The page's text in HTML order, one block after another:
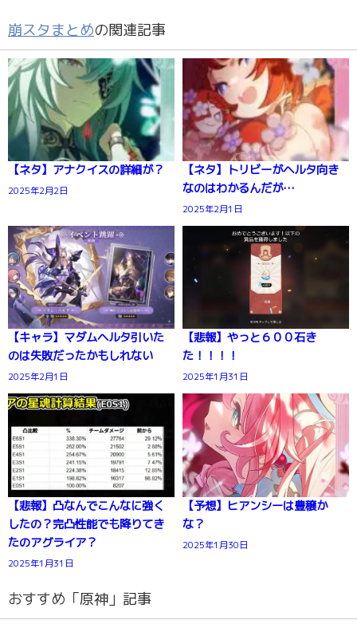
崩スタまとめの関連記事
【ネタ】アナクイスの詳細が？
2025年2月2日
【ネタ】トリビーがヘルタ向き
なのはわかるんだが…
2025年2月1日
【キャラ】マダムヘルタ引いた
のは失敗だったかもしれない
2025年2月1日
【悲報】やっと６００石き
た！！！！
2025年1月31日
【悲報】凸なんでこんなに強く
したの？完凸性能でも降りてき
たのアグライア？
2025年1月31日
【予想】ヒアンシーは豊穣か
な？
2025年1月30日
おすすめ「原神」記事